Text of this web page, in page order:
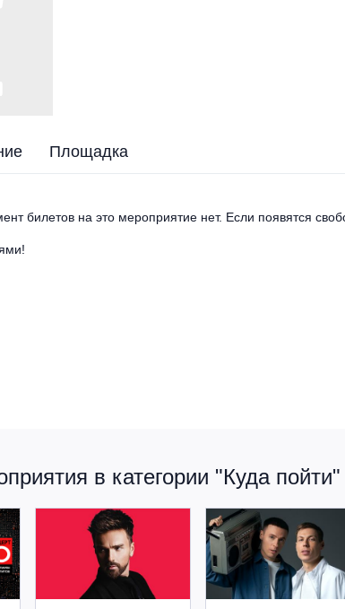
Площадка
билетов на это мероприятие нет. Если появятся
в категории "Куда пойти"